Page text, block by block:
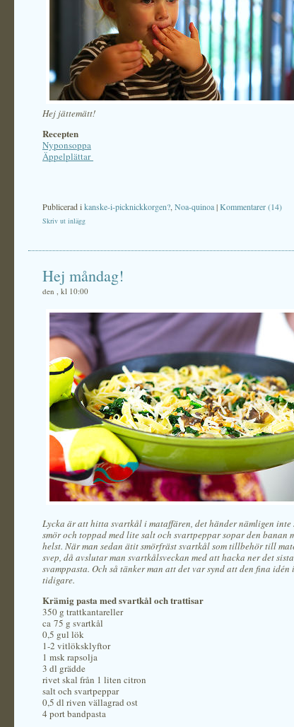
Hej jättemätt!
Recepten
Nyponsoppa
Äppelplättar
Publicerad ikanske-i-picknickkorgen? Noa-quinoa|Kommentarer (14)
Skriv ut inlägg
Hej måndag!
den , kl 10:00
Lycka är att hitta svartkål i mataffären, det händer nämligen
smör och toppad med lite salt och svartpeppar sopar den banan
helst. När man sedan ätit smörfräst svartkål som tillbehör till
svep, då avslutar man svartkålsveckan med att hacka ner det
svamppasta. Och så tänker man att det var synd att den fina
tidigare.
Krämig pasta med svartkål och trattisar
350 g trattkantareller
ca 75 g svartkål
0,5 gul lök
1-2 vitlöksklyftor
1 msk rapsolja
3 dl grädde
rivet skal från 1 liten citron
salt och svartpeppar
0,5 dl riven vällagrad ost
4 port bandpasta